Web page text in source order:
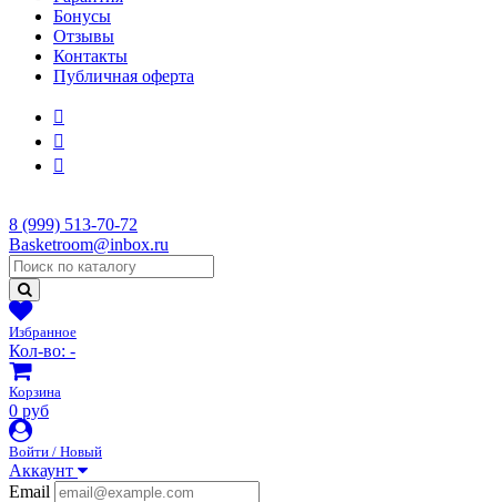
Бонусы
Отзывы
Контакты
Публичная оферта
8 (999) 513-70-72
Basketroom@inbox.ru
Избранное
Кол-во: -
Корзина
0 руб
Войти / Новый
Аккаунт
Email